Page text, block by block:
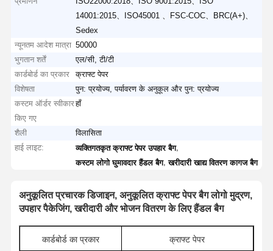
14001:2015、ISO45001 、FSC-COC、BRC(A+)、
Sedex
न्यूनतम आदेश मात्रा 50000
भुगतान शर्तें
एल/सी, टी/टी
कार्डबोर्ड का प्रकार
क्राफ्ट पेपर
विशेषता
पुन: प्रयोज्य, पर्यावरण के अनुकूल और पुन: प्रयोज्य
कस्टम ऑर्डर स्वीकार
किए गए
हाँ
शैली
विलासिता
हाई लाइट:
व्यक्तिगतकृत क्राफ्ट पेपर उपहार बैग,
कस्टम लोगो घुमावदार हैंडल बैग,खरीदारी खाद्य वितरण कागज बैग
अनुकूलित प्रचारक डिजाइन, अनुकूलित क्राफ्ट पेपर बैग लोगो मुद्रण,
उपहार पैकेजिंग, खरीदारी और भोजन वितरण के लिए हैंडल बैग
कार्डबोर्ड का प्रकार क्राफ्ट पेपर